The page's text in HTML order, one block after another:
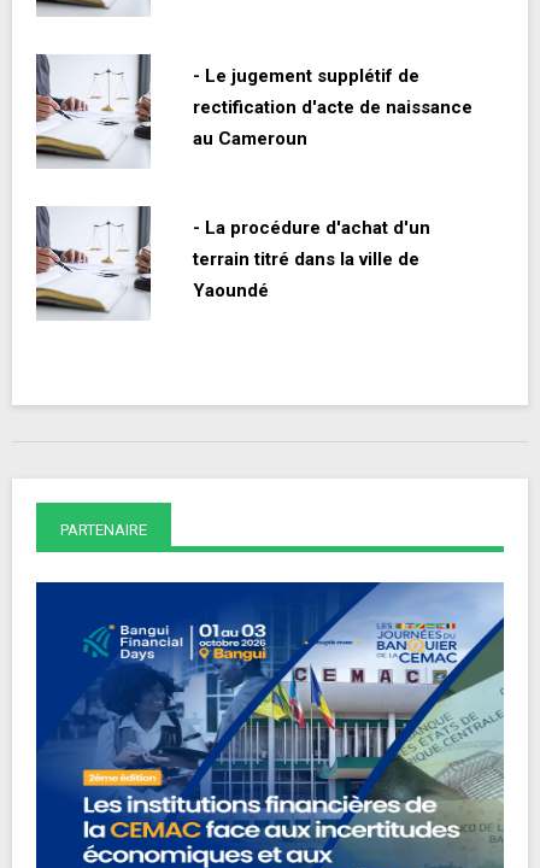
- Le jugement supplétif de
rectification d'acte de naissance
au Cameroun
- La procédure d'achat d'un
terrain titré dans la ville de
Yaoundé
PARTENAIRE